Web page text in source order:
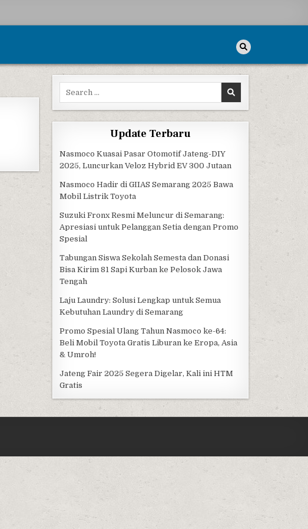
Search for:
Update Terbaru
Nasmoco Kuasai Pasar Otomotif Jateng-DIY
2025, Luncurkan Veloz Hybrid EV 300 Jutaan
Nasmoco Hadir di GIIAS Semarang 2025 Bawa
Mobil Listrik Toyota
Suzuki Fronx Resmi Meluncur di Semarang:
Apresiasi untuk Pelanggan Setia dengan Promo
Spesial
Tabungan Siswa Sekolah Semesta dan Donasi
Bisa Kirim 81 Sapi Kurban ke Pelosok Jawa
Tengah
Laju Laundry: Solusi Lengkap untuk Semua
Kebutuhan Laundry di Semarang
Promo Spesial Ulang Tahun Nasmoco ke-64:
Beli Mobil Toyota Gratis Liburan ke Eropa, Asia
& Umroh!
Jateng Fair 2025 Segera Digelar, Kali ini HTM
Gratis